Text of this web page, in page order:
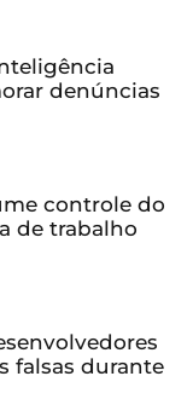
denúncias
controle do
de trabalho
falsas durante